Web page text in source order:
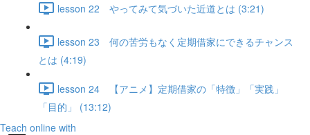
lesson 22 やってみて気づいた近道とは (3:21)
lesson 23 何の苦労もなく定期借家にできるチャンス
とは (4:19)
lesson 24 【アニメ】定期借家の「特徴」「実践」
「目的」 (13:12)
Teach online with